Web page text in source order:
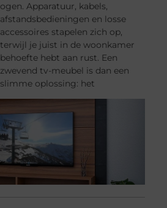
ogen. Apparatuur, kabels,
afstandsbedieningen en losse
accessoires stapelen zich op,
terwijl je juist in de woonkamer
behoefte hebt aan rust. Een
zwevend tv-meubel is dan een
slimme oplossing: het